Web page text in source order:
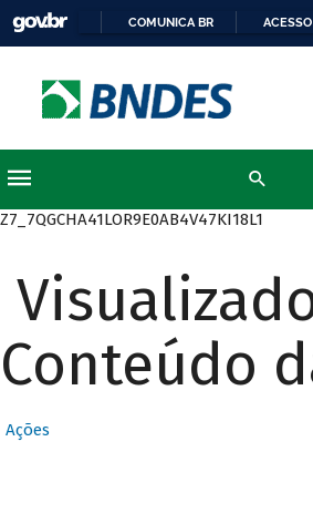
COMUNICA BR
Z7_7QGCHA41LOR9E0AB4V47KI18L1
Conteúdo
Ações